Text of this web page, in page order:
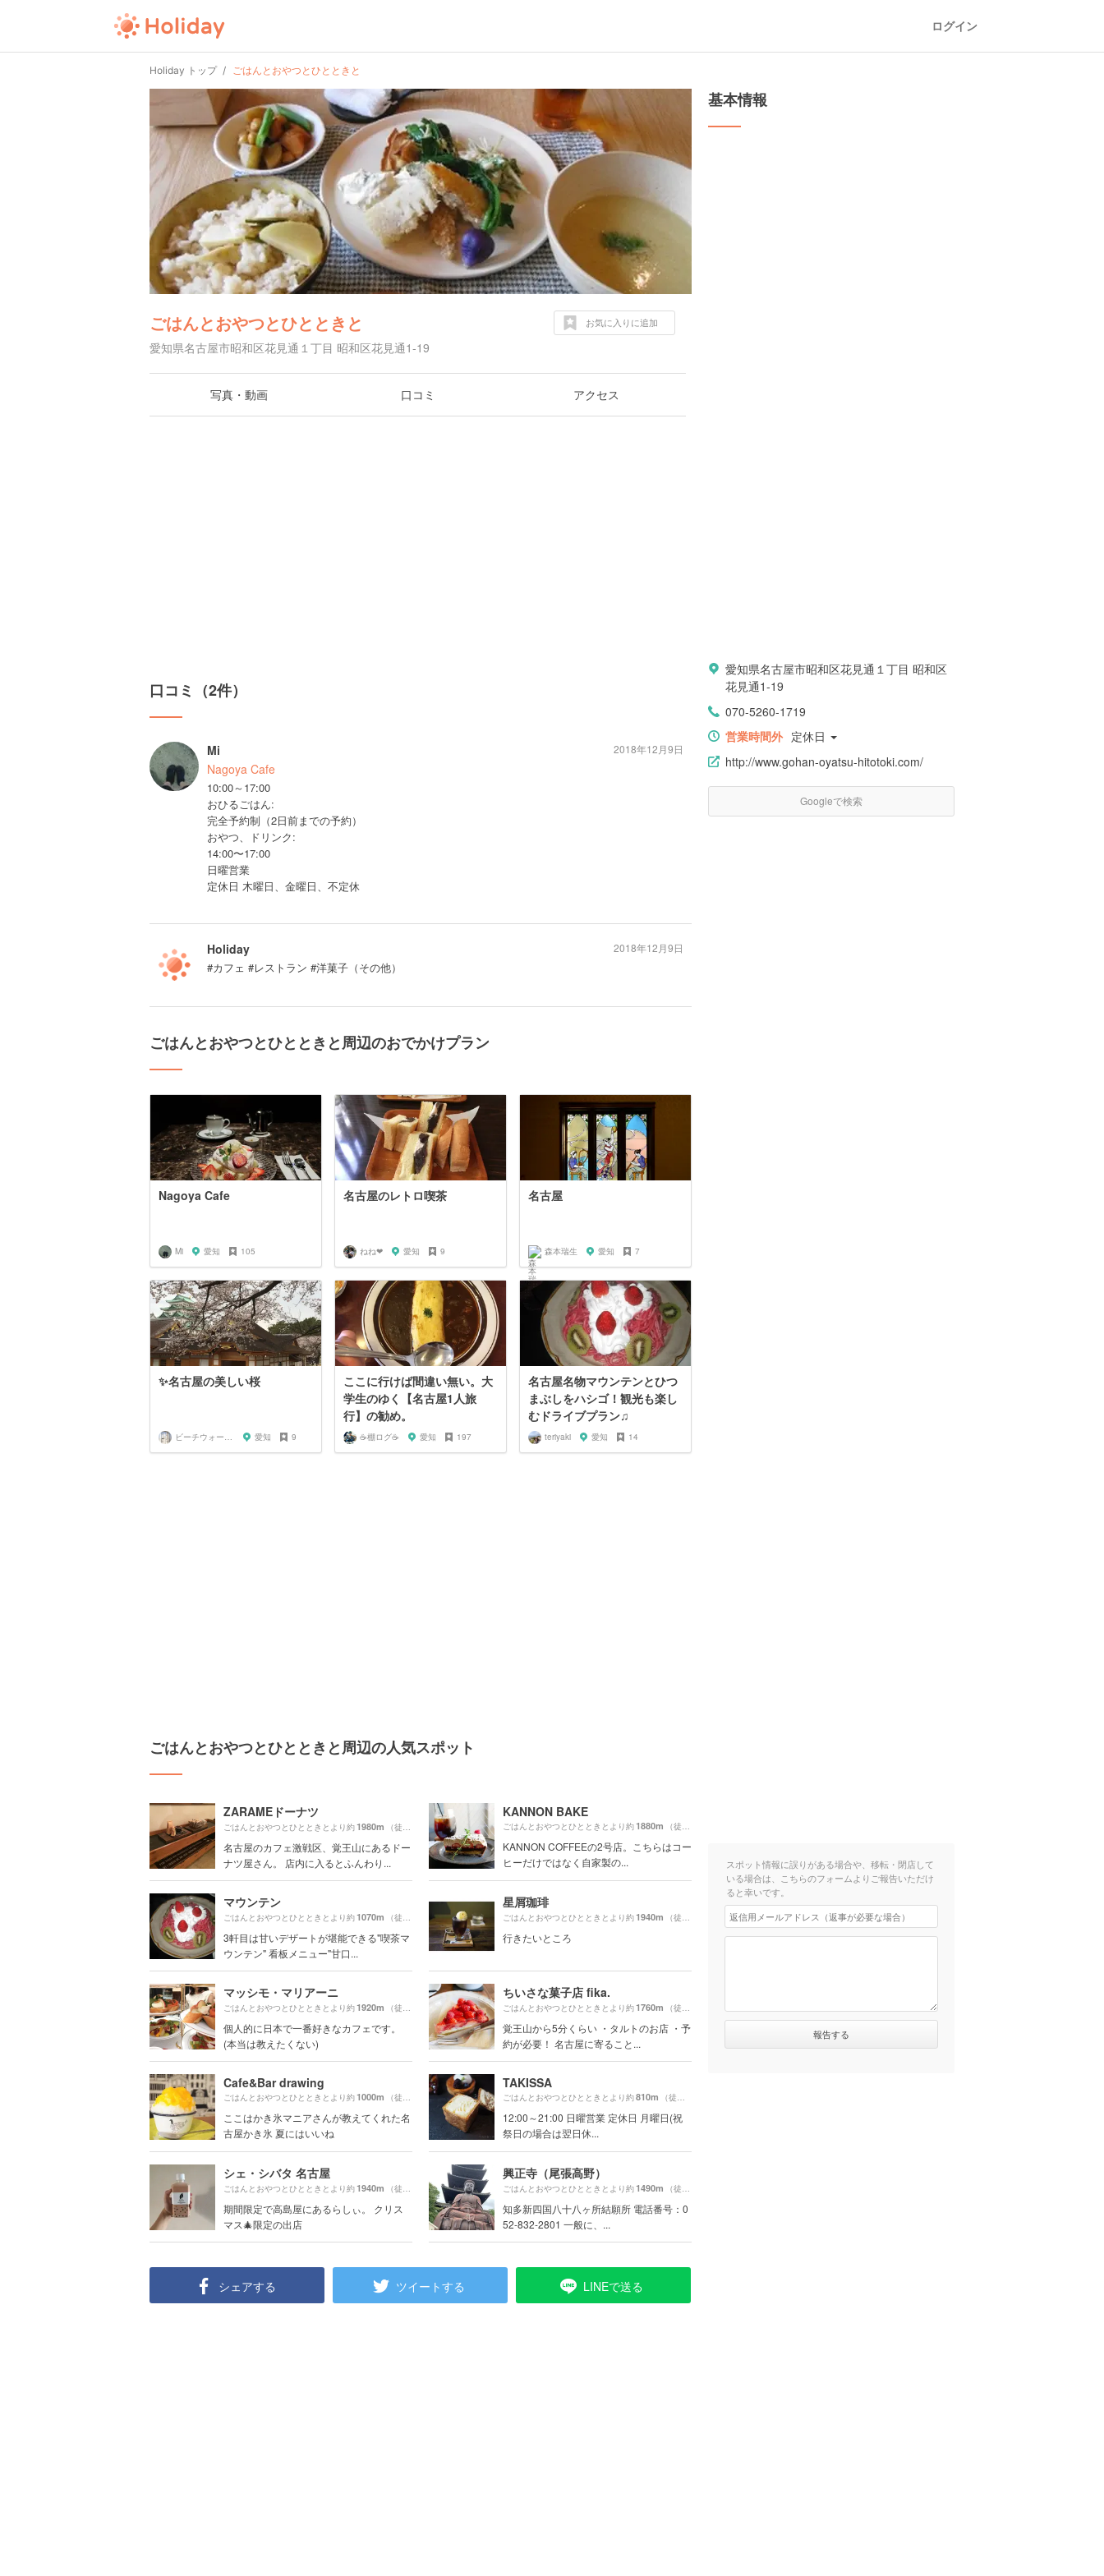
ログイン
Holiday トップ ごはんとおやつとひとときと
ごはんとおやつとひとときと
愛知県名古屋市昭和区花見通１丁目 昭和区花見通1-19
お気に入りに追加
写真・動画 口コミ アクセス
口コミ（2件）
Mi
Nagoya Cafe
10:00～17:00
おひるごはん:
完全予約制（2日前までの予約）
おやつ、ドリンク:
14:00〜17:00
日曜営業
定休日 木曜日、金曜日、不定休
2018年12月9日
Holiday
#カフェ #レストラン #洋菓子（その他）
2018年12月9日
ごはんとおやつとひとときと周辺のおでかけプラン
Nagoya Cafe
Mi 愛知 105
名古屋のレトロ喫茶
ねね‪‪❤︎‬ 愛知 9
名古屋
森本瑞生 愛知 7
✨名古屋の美しい桜
ビーチウォーカー 愛知 9
ここに行けば間違い無い。大
学生のゆく【名古屋1人旅
行】の勧め。
☕️棚ログ☕️ 愛知 197
名古屋名物マウンテンとひつ
まぶしをハシゴ！観光も楽し
むドライブプラン♫
teriyaki 愛知 14
ごはんとおやつとひとときと周辺の人気スポット
ZARAMEドーナツ
ごはんとおやつとひとときとより約1980m （徒歩33分）
名古屋のカフェ激戦区、覚王山にあるドー
ナツ屋さん。 店内に入るとふんわり...
KANNON BAKE
ごはんとおやつとひとときとより約1880m （徒歩32分）
KANNON COFFEEの2号店。こちらはコー
ヒーだけではなく自家製の...
マウンテン
ごはんとおやつとひとときとより約1070m （徒歩18分）
3軒目は甘いデザートが堪能できる"喫茶マ
ウンテン" 看板メニュー"甘口...
星屑珈琲
ごはんとおやつとひとときとより約1940m （徒歩33分）
行きたいところ
マッシモ・マリアーニ
ごはんとおやつとひとときとより約1920m （徒歩33分）
個人的に日本で一番好きなカフェです。
(本当は教えたくない)
ちいさな菓子店 fika.
ごはんとおやつとひとときとより約1760m （徒歩30分）
覚王山から5分くらい ・タルトのお店 ・予
約が必要！ 名古屋に寄ること...
Cafe&Bar drawing
ごはんとおやつとひとときとより約1000m （徒歩17分）
ここはかき氷マニアさんが教えてくれた名
古屋かき氷 夏にはいいね
TAKISSA
ごはんとおやつとひとときとより約810m （徒歩14分）
12:00～21:00 日曜営業 定休日 月曜日(祝
祭日の場合は翌日休...
シェ・シバタ 名古屋
ごはんとおやつとひとときとより約1940m （徒歩33分）
期間限定で高島屋にあるらしぃ。 クリス
マス🎄限定の出店
興正寺（尾張高野）
ごはんとおやつとひとときとより約1490m （徒歩25分）
知多新四国八十八ヶ所結願所 電話番号：0
52-832-2801 一般に、...
シェアする ツイートする LINEで送る
基本情報
愛知県名古屋市昭和区花見通１丁目 昭和区
花見通1-19
070-5260-1719
営業時間外 定休日
http://www.gohan-oyatsu-hitotoki.com/
Googleで検索
スポット情報に誤りがある場合や、移転・閉店して
いる場合は、こちらのフォームよりご報告いただけ
ると幸いです。